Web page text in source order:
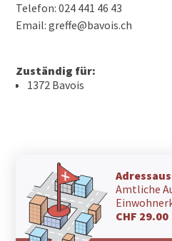
Telefon: 024 441 46 43
Email: greffe@bavois.ch
Zuständig für:
1372 Bavois
Amtliche
CHF 29.00